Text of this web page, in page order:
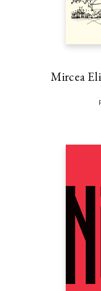
Mircea